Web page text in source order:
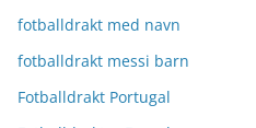
fotballdrakt med navn
fotballdrakt messi barn
Fotballdrakt Portugal